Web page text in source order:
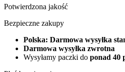
Potwierdzona jakość
Bezpieczne zakupy
Polska: Darmowa wysyłka
Darmowa wysyłka zwrotna
Wysyłamy paczki do ponad 40